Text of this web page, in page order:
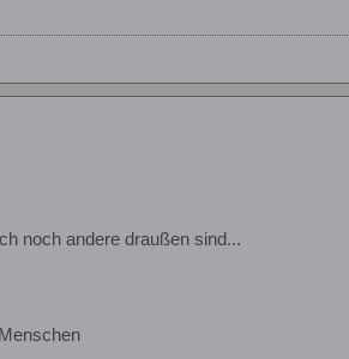
noch andere draußen sind...